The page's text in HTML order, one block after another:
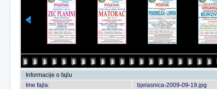
Informacije o fajlu
Ime fajla:
bjelasnica-2009-09-19.jpg